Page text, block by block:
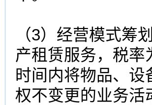
（3）经营模式筹
产租赁服务，税
时间内将物品、
权不变更的业务活